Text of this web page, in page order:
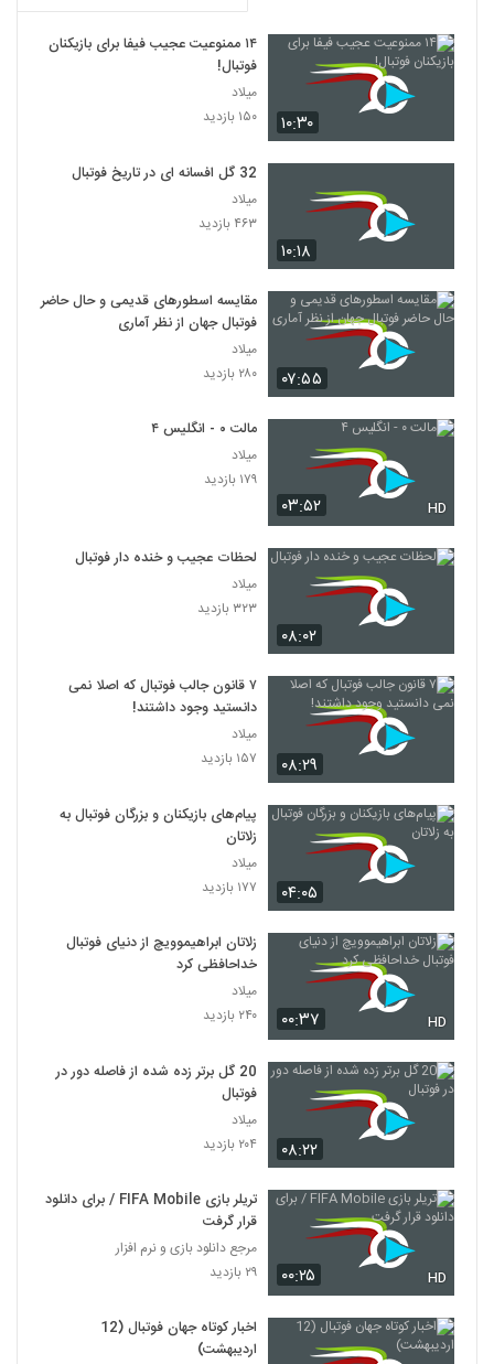
۱۰:۳۰
۱۴ ممنوعیت عجیب فیفا برای بازیکنان
فوتبال!
میلاد
۱۵۰ بازدید
۱۰:۱۸
32 گل افسانه ای در تاریخ فوتبال
میلاد
۴۶۳ بازدید
۰۷:۵۵
مقایسه اسطورهای قدیمی و حال حاضر
فوتبال جهان از نظر آماری
میلاد
۲۸۰ بازدید
۰۳:۵۲ HD
مالت ۰ - انگلیس ۴
میلاد
۱۷۹ بازدید
۰۸:۰۲
لحظات عجیب و خنده دار فوتبال
میلاد
۳۲۳ بازدید
۰۸:۲۹
۷ قانون جالب فوتبال که اصلا نمی
دانستید وجود داشتند!
میلاد
۱۵۷ بازدید
۰۴:۰۵
پیام‌های بازیکنان و بزرگان فوتبال به
زلاتان
میلاد
۱۷۷ بازدید
۰۰:۳۷ HD
زلاتان ابراهیموویچ از دنیای فوتبال
خداحافظی کرد
میلاد
۲۴۰ بازدید
۰۸:۲۲
20 گل برتر زده شده از فاصله دور در
فوتبال
میلاد
۲۰۴ بازدید
۰۰:۲۵ HD
تریلر بازی FIFA Mobile / برای دانلود
قرار گرفت
مرجع دانلود بازی و نرم افزار
۲۹ بازدید
اخبار کوتاه جهان فوتبال (12
اردیبهشت)